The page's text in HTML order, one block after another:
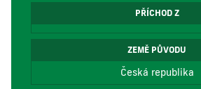
PŘÍCHOD Z
ZEMĚ PŮVODU
Česká republika